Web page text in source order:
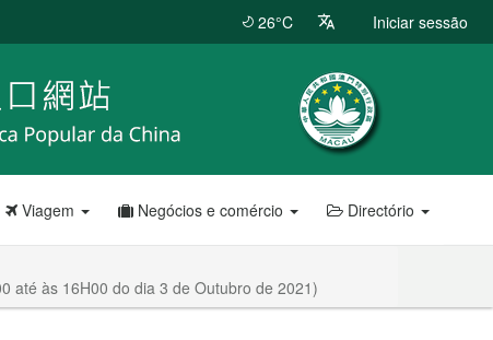
26°C Iniciar sessão
Viagem Negócios e comércio Directório
até às 16H00 do dia 3 de Outubro de 2021)